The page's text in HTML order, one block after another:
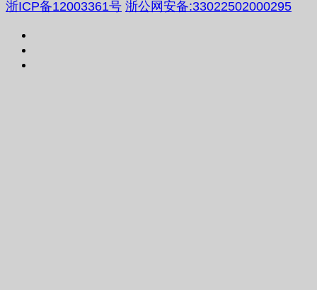
浙ICP备12003361号 浙公网安备:33022502000295